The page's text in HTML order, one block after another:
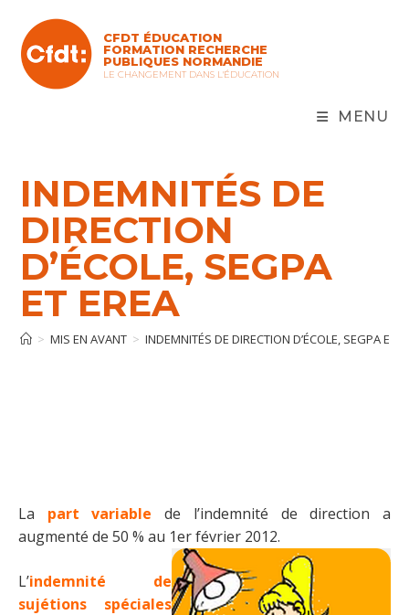
content
CFDT ÉDUCATION
FORMATION RECHERCHE
PUBLIQUES NORMANDIE
LE CHANGEMENT DANS L'ÉDUCATION
MENU
INDEMNITÉS DE
DIRECTION
D’ÉCOLE, SEGPA
ET EREA
> MIS EN AVANT > INDEMNITÉS DE DIRECTION D’ÉCOLE, SEGPA ET
La part variable de l’indemnité de direction a
augmenté de 50 % au 1er février 2012.
L’indemnité de
sujétions spéciales